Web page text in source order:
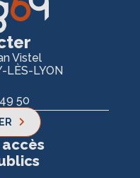
Vistel
LÈS-LYON
50